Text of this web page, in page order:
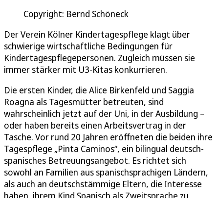
Copyright: Bernd Schöneck
Der Verein Kölner Kindertagespflege klagt über
schwierige wirtschaftliche Bedingungen für
Kindertagespflegepersonen. Zugleich müssen sie
immer stärker mit U3-Kitas konkurrieren.
Die ersten Kinder, die Alice Birkenfeld und Saggia
Roagna als Tagesmütter betreuten, sind
wahrscheinlich jetzt auf der Uni, in der Ausbildung –
oder haben bereits einen Arbeitsvertrag in der
Tasche. Vor rund 20 Jahren eröffneten die beiden ihre
Tagespflege „Pinta Caminos“, ein bilingual deutsch-
spanisches Betreuungsangebot. Es richtet sich
sowohl an Familien aus spanischsprachigen Ländern,
als auch an deutschstämmige Eltern, die Interesse